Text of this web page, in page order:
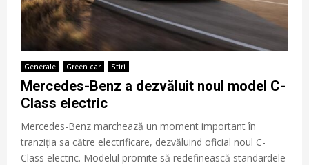
Generale Green car Stiri
Mercedes-Benz a dezvăluit noul model C-
Class electric
Mercedes-Benz marchează un moment important în
tranziția sa către electrificare, dezvăluind oficial noul C-
Class electric. Modelul promite să redefinească standardele